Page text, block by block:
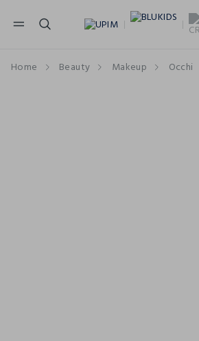
NAVIGATION.ARIA.GOTOMAINCONTENT
Home Beauty Makeup Occhi